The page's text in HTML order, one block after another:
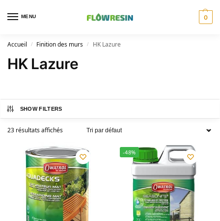
MENU 0
Accueil / Finition des murs / HK Lazure
HK Lazure
SHOW FILTERS
23 résultats affichés
-48%